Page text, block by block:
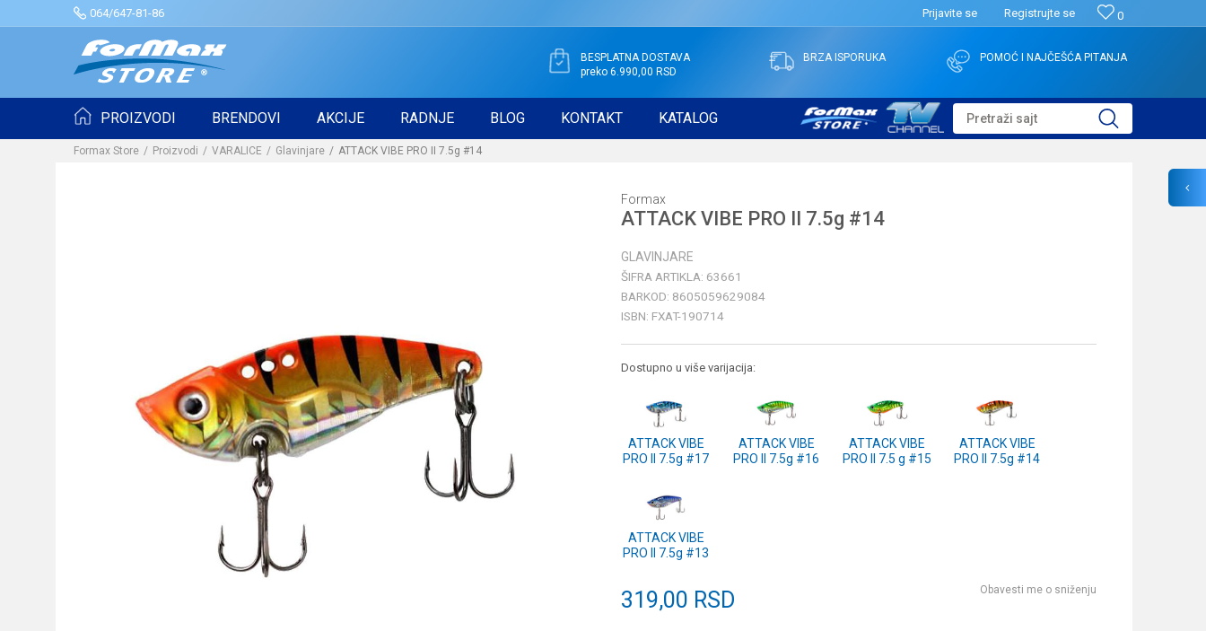
064/647-81-86 0
Prijavite se Registrujte se
BESPLATNA DOSTAVA
preko 6.990,00 RSD
BRZA ISPORUKA POMOĆ I NAJČEŠĆA PITANJA
PROIZVODI BRENDOVI AKCIJE RADNJE BLOG KONTAKT KATALOG Pretraži sajt
Formax Store Proizvodi VARALICE Glavinjare ATTACK VIBE PRO II 7.5g #14
Formax
ATTACK VIBE PRO II 7.5g #14
GLAVINJARE
ŠIFRA ARTIKLA: 63661
BARKOD: 8605059629084
ISBN: FXAT-190714
Dostupno u više varijacija:
ATTACK VIBE
PRO II 7.5g #17
ATTACK VIBE
PRO II 7.5g #16
ATTACK VIBE
PRO II 7.5 g #15
ATTACK VIBE
PRO II 7.5g #14
ATTACK VIBE
PRO II 7.5g #13
319,00 RSD Obavesti me o sniženju